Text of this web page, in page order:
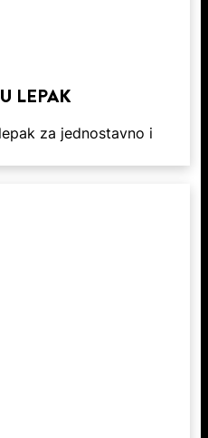
LEPAK
za jednostavno i